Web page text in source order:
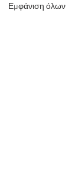
Εμφάνιση όλων